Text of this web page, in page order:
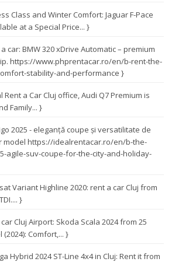
Class and Winter Comfort: Jaguar F-Pace
at a Special Price... }
car: BMW 320 xDrive Automatic – premium
https://www.phprentacar.ro/en/b-rent-the-
stability-and-performance }
Rent a Car Cluj office, Audi Q7 Premium is
Family... }
2025 - eleganță coupe și versatilitate de
model https://idealrentacar.ro/en/b-the-
agile-suv-coupe-for-the-city-and-holiday-
Variant Highline 2020: rent a car Cluj from
}
Cluj Airport: Skoda Scala 2024 from 25
Comfort,... }
Hybrid 2024 ST-Line 4x4 in Cluj: Rent it from